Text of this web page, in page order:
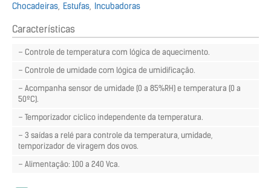
Chocadeiras Estufas Incubadoras
Características
– Controle de temperatura com lógica de aquecimento.
– Controle de umidade com lógica de umidificação.
– Acompanha sensor de umidade (0 a 85%RH) e temperatura (0 a
50ºC).
– Temporizador cíclico independente da temperatura.
– 3 saídas a relé para controle da temperatura, umidade,
temporizador de viragem dos ovos.
– Alimentação: 100 a 240 Vca.